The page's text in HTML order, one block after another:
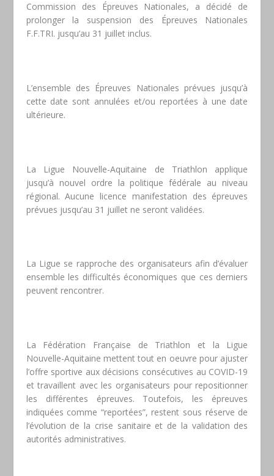
Commission des Épreuves Nationales, a décidé de
prolonger la suspension des Épreuves Nationales
F.F.TRI. jusqu’au 31 juillet inclus.
L’ensemble des Épreuves Nationales prévues jusqu’à
cette date sont annulées et/ou reportées à une date
ultérieure.
La Ligue Nouvelle-Aquitaine de Triathlon applique
jusqu’à nouvel ordre la politique fédérale au niveau
régional. Aucune licence manifestation des épreuves
prévues jusqu’au 31 juillet ne seront validées.
La Ligue se rapproche des organisateurs afin d’évaluer
ensemble les difficultés économiques que ces derniers
peuvent rencontrer.
La Fédération Française de Triathlon et la Ligue
Nouvelle-Aquitaine mettent tout en oeuvre pour ajuster
l’offre sportive aux décisions consécutives au COVID-19
et travaillent avec les organisateurs pour repositionner
les différentes épreuves. Toutefois, les épreuves
indiquées comme “reportées”, restent sous réserve de
l’évolution de la crise sanitaire et de la validation des
autorités administratives.